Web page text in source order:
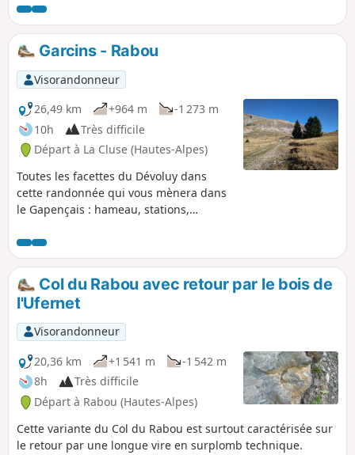
et de rejoindre le Dévoluy tout en
profitant d'un superbe panorama au
pied du Pic de Bure.
Garcins - Rabou
Visorandonneur
26,49 km
+964 m
-1 273 m
10h
Très difficile
Départ à La Cluse (Hautes-Alpes)
Toutes les facettes du Dévoluy dans
cette randonnée qui vous mènera dans
le Gapençais : hameau, stations,
les cols dont celui de Rabou qui conduit
près de Chaudun, dans une vallée
sauvage au pied du Pic de Bure.
L'itinéraire est très peu fréquenté et
peut vous réserver de belles surprises.
Col du Rabou avec retour par le bois de
l'Ufernet
Visorandonneur
20,36 km
+1 541 m
-1 542 m
8h
Très difficile
Départ à Rabou (Hautes-Alpes)
Cette variante du Col du Rabou est surtout caractérisée sur
le retour par une longue vire en surplomb technique.